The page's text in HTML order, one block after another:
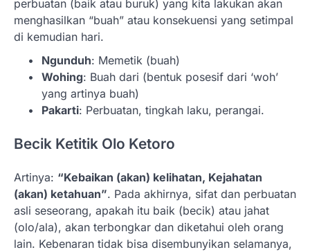
perbuatan (baik atau buruk) yang kita lakukan akan
menghasilkan “buah” atau konsekuensi yang setimpal
di kemudian hari.
Ngunduh: Memetik (buah)
Wohing: Buah dari (bentuk posesif dari ‘woh’
yang artinya buah)
Pakarti: Perbuatan, tingkah laku, perangai.
Becik Ketitik Olo Ketoro
Artinya: “Kebaikan (akan) kelihatan, Kejahatan
(akan) ketahuan”. Pada akhirnya, sifat dan perbuatan
asli seseorang, apakah itu baik (becik) atau jahat
(olo/ala), akan terbongkar dan diketahui oleh orang
lain. Kebenaran tidak bisa disembunyikan selamanya,